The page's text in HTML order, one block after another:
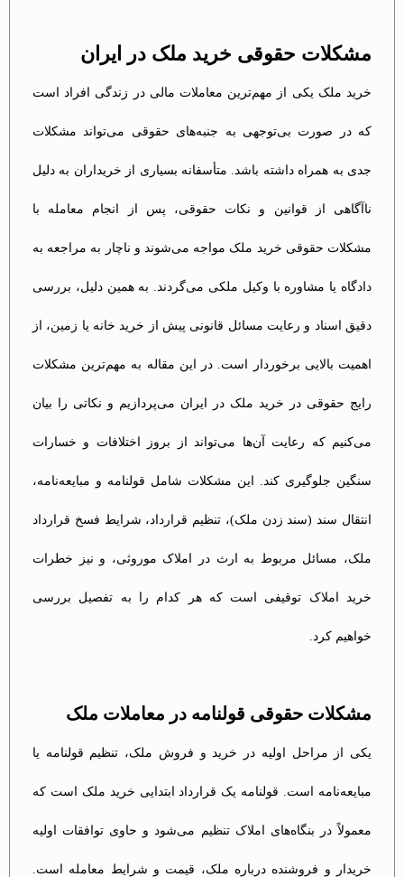
مشکلات حقوقی خرید ملک در ایران
خرید ملک یکی از مهم‌ترین معاملات مالی در زندگی افراد است
که در صورت بی‌توجهی به جنبه‌های حقوقی می‌تواند مشکلات
جدی به همراه داشته باشد. متأسفانه بسیاری از خریداران به دلیل
ناآگاهی از قوانین و نکات حقوقی، پس از انجام معامله با
مشکلات حقوقی خرید ملک مواجه می‌شوند و ناچار به مراجعه به
دادگاه یا مشاوره با وکیل ملکی می‌گردند. به همین دلیل، بررسی
دقیق اسناد و رعایت مسائل قانونی پیش از خرید خانه یا زمین، از
اهمیت بالایی برخوردار است. در این مقاله به مهم‌ترین مشکلات
رایج حقوقی در خرید ملک در ایران می‌پردازیم و نکاتی را بیان
می‌کنیم که رعایت آن‌ها می‌تواند از بروز اختلافات و خسارات
سنگین جلوگیری کند. این مشکلات شامل قولنامه و مبایعه‌نامه،
انتقال سند (سند زدن ملک)، تنظیم قرارداد، شرایط فسخ قرارداد
ملک، مسائل مربوط به ارث در املاک موروثی، و نیز خطرات
خرید املاک توقیفی است که هر کدام را به تفصیل بررسی
خواهیم کرد.
مشکلات حقوقی قولنامه در معاملات ملک
یکی از مراحل اولیه در خرید و فروش ملک، تنظیم قولنامه یا
مبایعه‌نامه است. قولنامه یک قرارداد ابتدایی خرید ملک است که
معمولاً در بنگاه‌های املاک تنظیم می‌شود و حاوی توافقات اولیه
خریدار و فروشنده درباره ملک، قیمت و شرایط معامله است.